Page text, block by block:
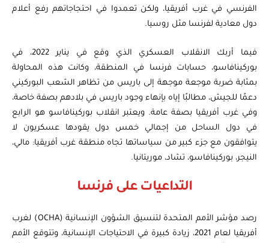
الفرنسي في غرب أفريقيا، ولكن تعمدوا في احتجاجاتهم رفع أعلام
دول معادية لفرنسا مثل روسيا.
فيما أربك الانقلاب العسكري الذي وقع في يناير 2022، في
بوركينافاسو، حسابات فرنسا في المنطقة، وكانت هذه المحاولة
بمثابة ضربة موجعة موجهة إلى باريس من تظاهر الشعب البوركيني
دعمًا للجيش، مطالبًا إياه بإنهاء وجود باريس في بلادهم بصفة خاصة،
وفي غرب أفريقيا بصفة عامة. ويعتبر انقلاب بوركينافاسو هو الرابع
في دول الساحل من إجمالي خمس دول يقودها عسكريون لا
يتوافقون مع جزء كبير من سياساتها تجاه منطقة غرب أفريقيا: مالي،
النيجر، بوركينافاسو، تشاد، موريتانيا.
التداعيات على فرنسا
رصد مؤشر الأمم المتحدة لتنسيق الشؤون الإنسانية (OCHA) لغرب
أفريقيا لعام 2021، زيادة كبيرة في الاحتياجات الإنسانية، وتتوقع الأمم